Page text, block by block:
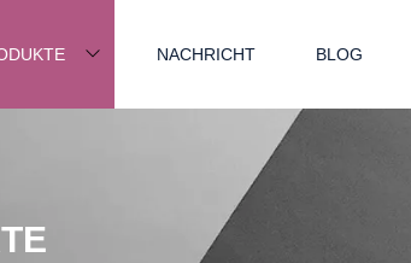
NACHRICHT BLOG